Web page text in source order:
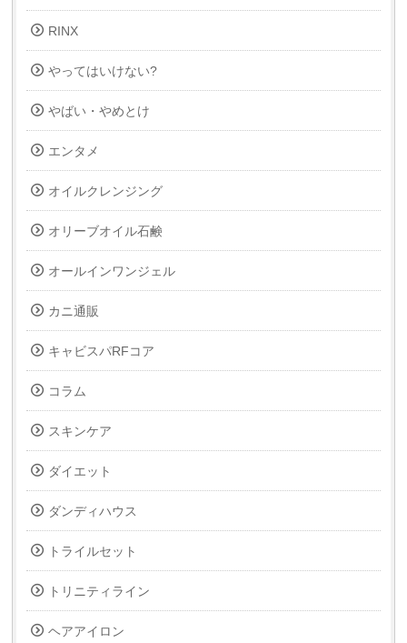
RINX
やってはいけない?
やばい・やめとけ
エンタメ
オイルクレンジング
オリーブオイル石鹸
オールインワンジェル
カニ通販
キャビスパRFコア
コラム
スキンケア
ダイエット
ダンディハウス
トライルセット
トリニティライン
ヘアアイロン